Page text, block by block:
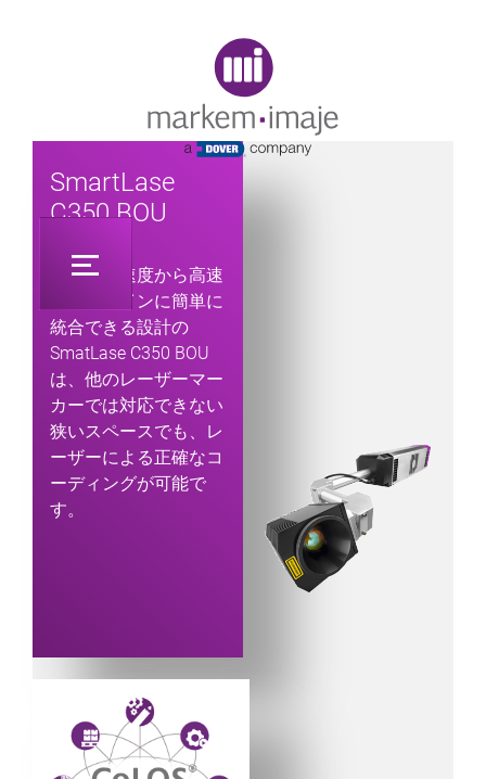
SmartLase
C350 BOU
中程度の速度から高速
の包装ラインに簡単に
統合できる設計の
SmatLase C350 BOU
は、他のレーザーマー
カーでは対応できない
狭いスペースでも、レ
ーザーによる正確なコ
ーディングが可能で
す。